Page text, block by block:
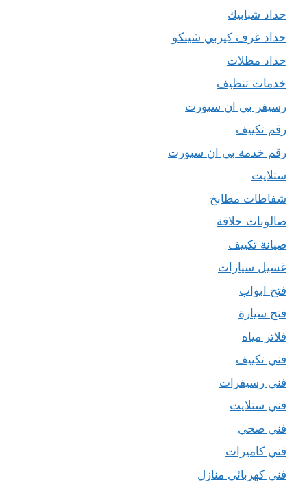
حداد شبابيك
حداد غرف كيربي شينكو
حداد مظلات
خدمات تنظيف
رسيفر بي ان سبورت
رقم تكييف
رقم خدمة بي ان سبورت
ستلايت
شفاطات مطابخ
صالونات حلاقة
صيانة تكييف
غسيل سيارات
فتح ابواب
فتح سيارة
فلاتر مياه
فني تكييف
فني رسيفرات
فني ستلايت
فني صحي
فني كاميرات
فني كهربائي منازل